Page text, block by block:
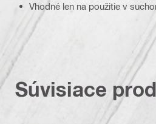
Vhodné len na použitie v
Súvisiace